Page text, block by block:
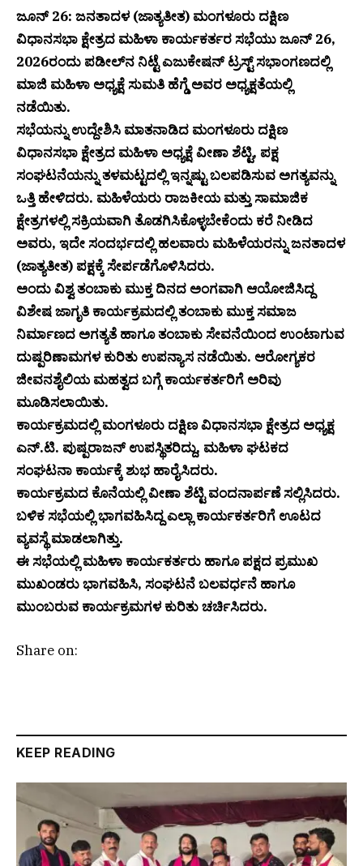
ಜೂನ್ 26: ಜನತಾದಳ (ಜಾತ್ಯತೀತ) ಮಂಗಳೂರು ದಕ್ಷಿಣ
ವಿಧಾನಸಭಾ ಕ್ಷೇತ್ರದ ಮಹಿಳಾ ಕಾರ್ಯಕರ್ತರ ಸಭೆಯು ಜೂನ್ 26,
2026ರಂದು ಪಡೀಲ್‌ನ ನಿಟ್ಟೆ ಎಜುಕೇಷನ್ ಟ್ರಸ್ಟ್ ಸಭಾಂಗಣದಲ್ಲಿ
ಮಾಜಿ ಮಹಿಳಾ ಅಧ್ಯಕ್ಷೆ ಸುಮತಿ ಹೆಗ್ಡೆ ಅವರ ಅಧ್ಯಕ್ಷತೆಯಲ್ಲಿ
ನಡೆಯಿತು.
ಸಭೆಯನ್ನು ಉದ್ದೇಶಿಸಿ ಮಾತನಾಡಿದ ಮಂಗಳೂರು ದಕ್ಷಿಣ
ವಿಧಾನಸಭಾ ಕ್ಷೇತ್ರದ ಮಹಿಳಾ ಅಧ್ಯಕ್ಷೆ ವೀಣಾ ಶೆಟ್ಟಿ, ಪಕ್ಷ
ಸಂಘಟನೆಯನ್ನು ತಳಮಟ್ಟದಲ್ಲಿ ಇನ್ನಷ್ಟು ಬಲಪಡಿಸುವ ಅಗತ್ಯವನ್ನು
ಒತ್ತಿ ಹೇಳಿದರು. ಮಹಿಳೆಯರು ರಾಜಕೀಯ ಮತ್ತು ಸಾಮಾಜಿಕ
ಕ್ಷೇತ್ರಗಳಲ್ಲಿ ಸಕ್ರಿಯವಾಗಿ ತೊಡಗಿಸಿಕೊಳ್ಳಬೇಕೆಂದು ಕರೆ ನೀಡಿದ
ಅವರು, ಇದೇ ಸಂದರ್ಭದಲ್ಲಿ ಹಲವಾರು ಮಹಿಳೆಯರನ್ನು ಜನತಾದಳ
(ಜಾತ್ಯತೀತ) ಪಕ್ಷಕ್ಕೆ ಸೇರ್ಪಡೆಗೊಳಿಸಿದರು.
ಅಂದು ವಿಶ್ವ ತಂಬಾಕು ಮುಕ್ತ ದಿನದ ಅಂಗವಾಗಿ ಆಯೋಜಿಸಿದ್ದ
ವಿಶೇಷ ಜಾಗೃತಿ ಕಾರ್ಯಕ್ರಮದಲ್ಲಿ ತಂಬಾಕು ಮುಕ್ತ ಸಮಾಜ
ನಿರ್ಮಾಣದ ಅಗತ್ಯತೆ ಹಾಗೂ ತಂಬಾಕು ಸೇವನೆಯಿಂದ ಉಂಟಾಗುವ
ದುಷ್ಪರಿಣಾಮಗಳ ಕುರಿತು ಉಪನ್ಯಾಸ ನಡೆಯಿತು. ಆರೋಗ್ಯಕರ
ಜೀವನಶೈಲಿಯ ಮಹತ್ವದ ಬಗ್ಗೆ ಕಾರ್ಯಕರ್ತರಿಗೆ ಅರಿವು
ಮೂಡಿಸಲಾಯಿತು.
ಕಾರ್ಯಕ್ರಮದಲ್ಲಿ ಮಂಗಳೂರು ದಕ್ಷಿಣ ವಿಧಾನಸಭಾ ಕ್ಷೇತ್ರದ ಅಧ್ಯಕ್ಷ
ಎನ್.ಟಿ. ಪುಷ್ಪರಾಜನ್ ಉಪಸ್ಥಿತರಿದ್ದು, ಮಹಿಳಾ ಘಟಕದ
ಸಂಘಟನಾ ಕಾರ್ಯಕ್ಕೆ ಶುಭ ಹಾರೈಸಿದರು.
ಕಾರ್ಯಕ್ರಮದ ಕೊನೆಯಲ್ಲಿ ವೀಣಾ ಶೆಟ್ಟಿ ವಂದನಾರ್ಪಣೆ ಸಲ್ಲಿಸಿದರು.
ಬಳಿಕ ಸಭೆಯಲ್ಲಿ ಭಾಗವಹಿಸಿದ್ದ ಎಲ್ಲಾ ಕಾರ್ಯಕರ್ತರಿಗೆ ಊಟದ
ವ್ಯವಸ್ಥೆ ಮಾಡಲಾಗಿತ್ತು.
ಈ ಸಭೆಯಲ್ಲಿ ಮಹಿಳಾ ಕಾರ್ಯಕರ್ತರು ಹಾಗೂ ಪಕ್ಷದ ಪ್ರಮುಖ
ಮುಖಂಡರು ಭಾಗವಹಿಸಿ, ಸಂಘಟನೆ ಬಲವರ್ಧನೆ ಹಾಗೂ
ಮುಂಬರುವ ಕಾರ್ಯಕ್ರಮಗಳ ಕುರಿತು ಚರ್ಚಿಸಿದರು.
Share on:
KEEP READING